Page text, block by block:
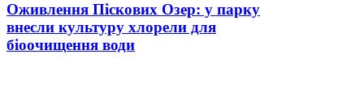
Оживлення Піскових Озер: у парку
внесли культуру хлорели для
біоочищення води